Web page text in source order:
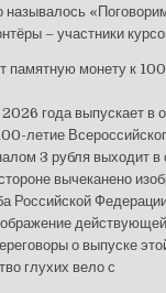
– участники
памятную монету к
2026 года выпускает
летие
3 рубля выходит в
вычеканено
Российской
о выпуске
глухих вело с